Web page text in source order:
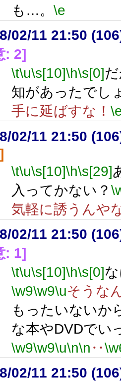
も…。 \e
02/11 21:50
: 2]
\t\u\s[10]\h\s[0]
知があったでし
手に延ばすな！
02/11 21:50
\t\u\s[10]\h\s[29]
入ってかない？
気軽に誘うんや
02/11 21:50
: 1]
\t\u\s[10]\h\s[0]
\w9\w9\uそうな
もったいないか
な本やDVDでい
\w9\w9\u\n\n ‥
02/11 21:50